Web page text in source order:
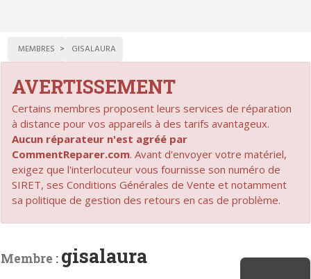
MEMBRES GISALAURA
AVERTISSEMENT
Certains membres proposent leurs services de réparation
à distance pour vos appareils à des tarifs avantageux.
Aucun réparateur n'est agréé par
CommentReparer.com. Avant d'envoyer votre matériel,
exigez que l'interlocuteur vous fournisse son numéro de
SIRET, ses Conditions Générales de Vente et notamment
sa politique de gestion des retours en cas de problème.
Membre : gisalaura